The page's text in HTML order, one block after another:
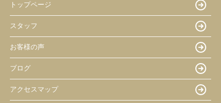
トップページ
スタッフ
お客様の声
ブログ
アクセスマップ